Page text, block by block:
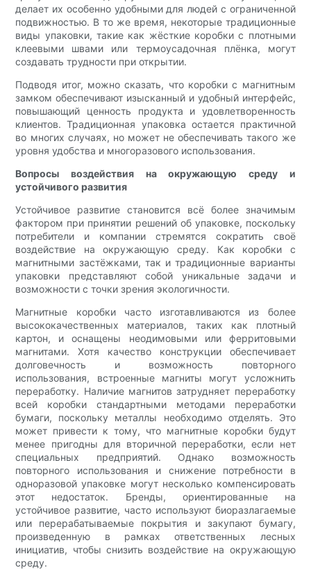
делает их особенно удобными для людей с ограниченной
подвижностью. В то же время, некоторые традиционные
виды упаковки, такие как жёсткие коробки с плотными
клеевыми швами или термоусадочная плёнка, могут
создавать трудности при открытии.
Подводя итог, можно сказать, что коробки с магнитным
замком обеспечивают изысканный и удобный интерфейс,
повышающий ценность продукта и удовлетворенность
клиентов. Традиционная упаковка остается практичной
во многих случаях, но может не обеспечивать такого же
уровня удобства и многоразового использования.
Вопросы воздействия на окружающую среду и
устойчивого развития
Устойчивое развитие становится всё более значимым
фактором при принятии решений об упаковке, поскольку
потребители и компании стремятся сократить своё
воздействие на окружающую среду. Как коробки с
магнитными застёжками, так и традиционные варианты
упаковки представляют собой уникальные задачи и
возможности с точки зрения экологичности.
Магнитные коробки часто изготавливаются из более
высококачественных материалов, таких как плотный
картон, и оснащены неодимовыми или ферритовыми
магнитами. Хотя качество конструкции обеспечивает
долговечность и возможность повторного
использования, встроенные магниты могут усложнить
переработку. Наличие магнитов затрудняет переработку
всей коробки стандартными методами переработки
бумаги, поскольку металлы необходимо отделять. Это
может привести к тому, что магнитные коробки будут
менее пригодны для вторичной переработки, если нет
специальных предприятий. Однако возможность
повторного использования и снижение потребности в
одноразовой упаковке могут несколько компенсировать
этот недостаток. Бренды, ориентированные на
устойчивое развитие, часто используют биоразлагаемые
или перерабатываемые покрытия и закупают бумагу,
произведенную в рамках ответственных лесных
инициатив, чтобы снизить воздействие на окружающую
среду.